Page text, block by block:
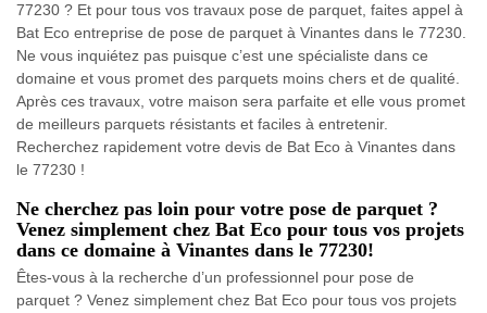
77230 ? Et pour tous vos travaux pose de parquet, faites appel à
Bat Eco entreprise de pose de parquet à Vinantes dans le 77230.
Ne vous inquiétez pas puisque c’est une spécialiste dans ce
domaine et vous promet des parquets moins chers et de qualité.
Après ces travaux, votre maison sera parfaite et elle vous promet
de meilleurs parquets résistants et faciles à entretenir.
Recherchez rapidement votre devis de Bat Eco à Vinantes dans
le 77230 !
Ne cherchez pas loin pour votre pose de parquet ?
Venez simplement chez Bat Eco pour tous vos projets
dans ce domaine à Vinantes dans le 77230!
Êtes-vous à la recherche d’un professionnel pour pose de
parquet ? Venez simplement chez Bat Eco pour tous vos projets